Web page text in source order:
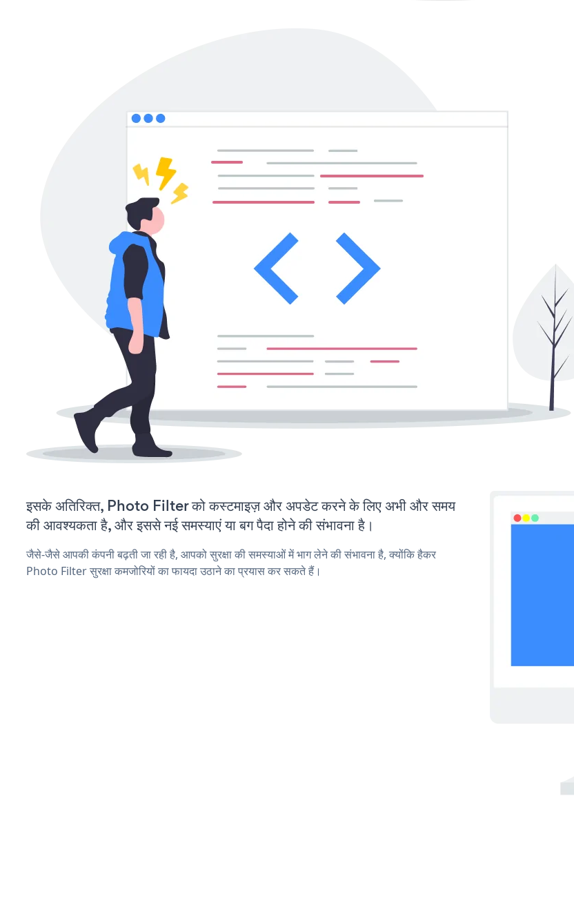
इसके अतिरिक्त, Photo Filter को कस्टमाइज़ और अपडेट करने के लिए अभी और समय
की आवश्यकता है, और इससे नई समस्याएं या बग पैदा होने की संभावना है।
जैसे-जैसे आपकी कंपनी बढ़ती जा रही है, आपको सुरक्षा की समस्याओं में भाग लेने की संभावना है, क्योंकि हैकर
Photo Filter सुरक्षा कमजोरियों का फायदा उठाने का प्रयास कर सकते हैं।